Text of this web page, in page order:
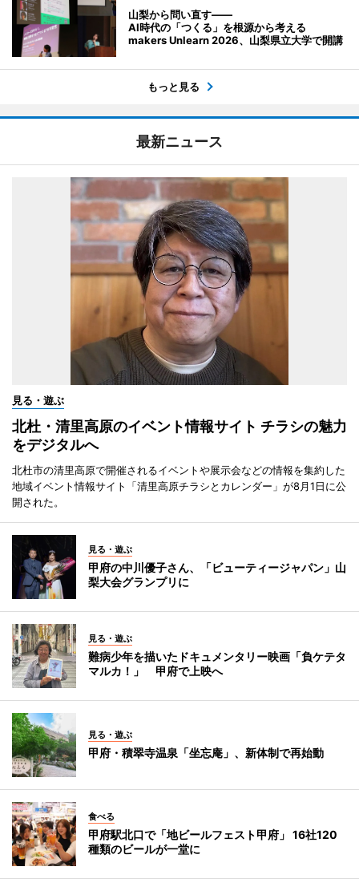
山梨から問い直す――
AI時代の「つくる」を根源から考える
makers Unlearn 2026、山梨県立大学で開講
もっと見る
最新ニュース
見る・遊ぶ
北杜・清里高原のイベント情報サイト チラシの魅力
をデジタルへ
北杜市の清里高原で開催されるイベントや展示会などの情報を集約した
地域イベント情報サイト「清里高原チラシとカレンダー」が8月1日に公
開された。
見る・遊ぶ
甲府の中川優子さん、「ビューティージャパン」山
梨大会グランプリに
見る・遊ぶ
難病少年を描いたドキュメンタリー映画「負ケテタ
マルカ！」 甲府で上映へ
見る・遊ぶ
甲府・積翠寺温泉「坐忘庵」、新体制で再始動
食べる
甲府駅北口で「地ビールフェスト甲府」 16社120
種類のビールが一堂に